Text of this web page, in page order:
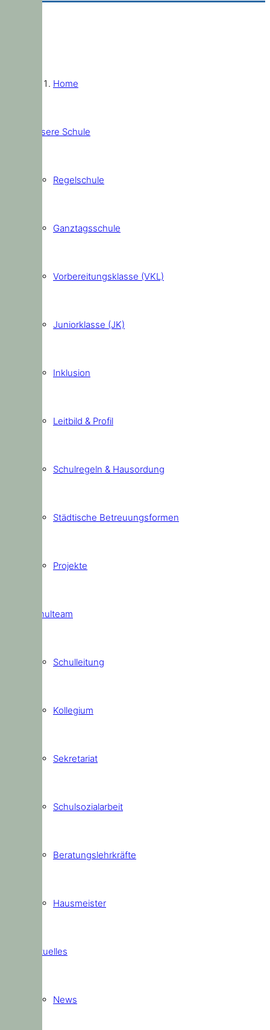
Home
Unsere Schule
Regelschule
Ganztagsschule
Vorbereitungsklasse (VKL)
Juniorklasse (JK)
Inklusion
Leitbild & Profil
Schulregeln & Hausordung
Städtische Betreuungsformen
Projekte
Schulteam
Schulleitung
Kollegium
Sekretariat
Schulsozialarbeit
Beratungslehrkräfte
Hausmeister
Aktuelles
News